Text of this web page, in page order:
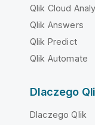
Qlik Cloud
Qlik Answers
Qlik Predict
Qlik Automate
Dlaczego
Dlaczego Qlik